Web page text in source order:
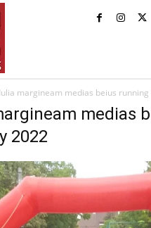
Iulia margineam medias beius running
medias
2022